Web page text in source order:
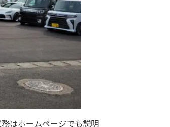
はホームページでも説明